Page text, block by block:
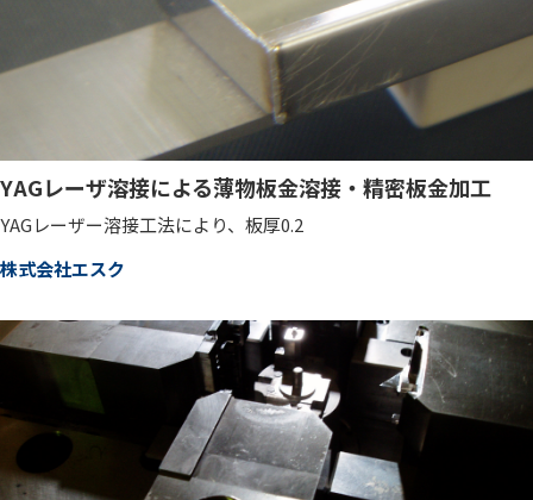
YAGレーザ溶接による薄物板金溶接・精密板金加工
YAGレーザー溶接工法により、板厚0.2
株式会社エスク